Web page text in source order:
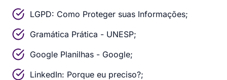
LGPD: Como Proteger suas Informações;
Gramática Prática - UNESP;
Google Planilhas - Google;
LinkedIn: Porque eu preciso?;